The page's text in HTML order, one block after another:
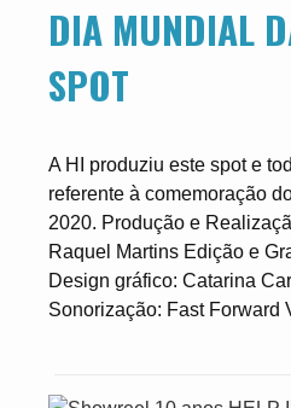
DIA MUNDIAL
SPOT
A HI produziu este spot e
referente à comemoração
2020. Produção e
Raquel Martins Edição e
Design gráfico: Catarina
Sonorização: Fast Forward